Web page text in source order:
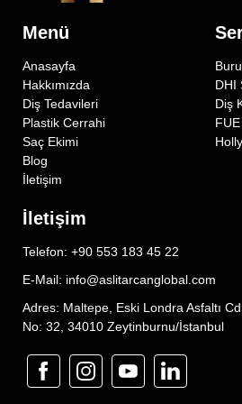
Menü
Anasayfa
Hakkımızda
Diş Tedavileri
Plastik Cerrahi
Saç Ekimi
Blog
İletişim
DHI
Diş
İletişim
Telefon: +90 553 183 45 22
E-Mail: info@aslitarcanglobal.com
Adres: Maltepe, Eski Londra Asfaltı
No: 32, 34010 Zeytinburnu/İstanbul